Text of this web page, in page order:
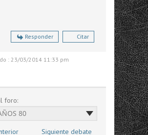
Responder Citar
: 23/03/2014 11:33 pm
foro:
Siguiente debate